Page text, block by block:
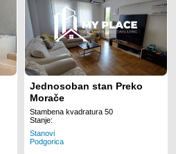
Jednosoban stan Preko
Morače
Stambena kvadratura 50
Stanje:
Stanovi
Podgorica